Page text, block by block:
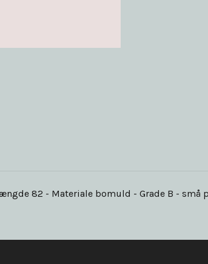
82 - Materiale bomuld - Grade B - små